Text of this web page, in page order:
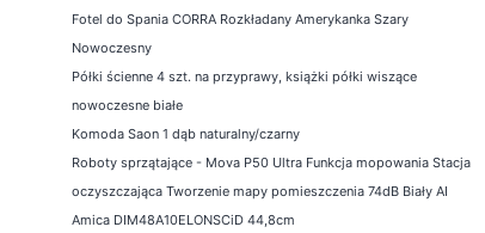
Fotel do Spania CORRA Rozkładany Amerykanka Szary
Nowoczesny
Półki ścienne 4 szt. na przyprawy, książki półki wiszące
nowoczesne białe
Komoda Saon 1 dąb naturalny/czarny
Roboty sprzątające - Mova P50 Ultra Funkcja mopowania Stacja
oczyszczająca Tworzenie mapy pomieszczenia 74dB Biały AI
Amica DIM48A10ELONSCiD 44,8cm